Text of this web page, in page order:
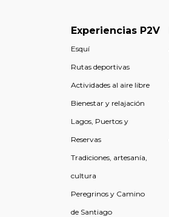
Experiencias P2V
Esquí
Rutas deportivas
Actividades al aire libre
Bienestar y relajación
Lagos, Puertos y
Reservas
Tradiciones, artesanía,
cultura
Peregrinos y Camino
de Santiago